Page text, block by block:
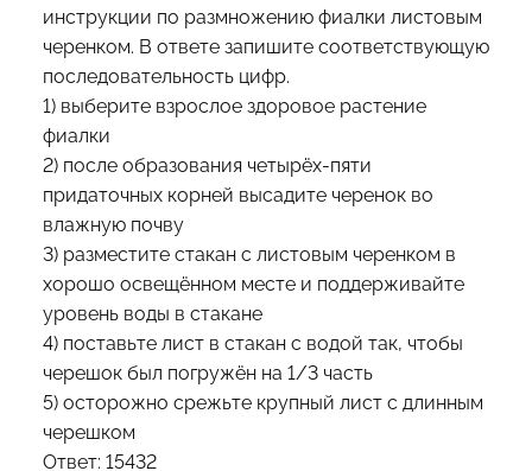
инструкции по размножению фиалки листовым
черенком. В ответе запишите соответствующую
последовательность цифр.
1) выберите взрослое здоровое растение
фиалки
2) после образования четырёх-пяти
придаточных корней высадите черенок во
влажную почву
3) разместите стакан с листовым черенком в
хорошо освещённом месте и поддерживайте
уровень воды в стакане
4) поставьте лист в стакан с водой так, чтобы
черешок был погружён на 1/3 часть
5) осторожно срежьте крупный лист с длинным
черешком
Ответ: 15432